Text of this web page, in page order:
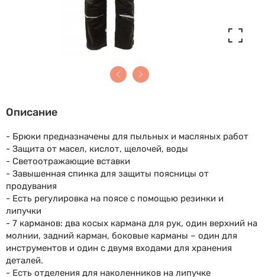
Описание
- Брюки предназначены для пыльных и масляных работ
- Защита от масел, кислот, щелочей, воды
- Светоотражающие вставки
- Завышенная спинка для защиты поясницы от
продувания
- Есть регулировка на поясе с помощью резинки и
липучки
- 7 карманов: два косых кармана для рук, один верхний на
молнии, задний карман, боковые карманы – один для
инструментов и один с двумя входами для хранения
деталей.
- Есть отделения для наколенников на липучке